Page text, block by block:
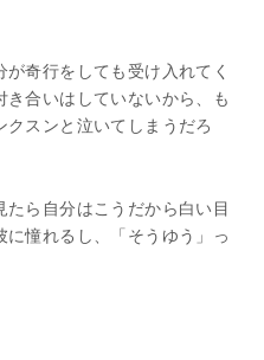
奇行をしても受け入れてく
合いはしていないから、も
スンと泣いてしまうだろ
ら自分はこうだから白い目
憧れるし、「そうゆう」っ